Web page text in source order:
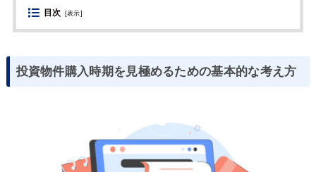
目次 [表示]
投資物件購入時期を見極めるための基本的な考え方